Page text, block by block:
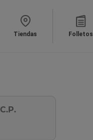
Tiendas Folletos
C.P.